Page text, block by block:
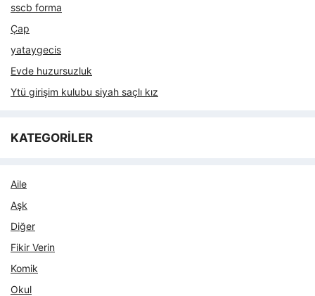
sscb forma
Çap
yataygecis
Evde huzursuzluk
Ytü girişim kulubu siyah saçlı kız
KATEGORİLER
Aile
Aşk
Diğer
Fikir Verin
Komik
Okul